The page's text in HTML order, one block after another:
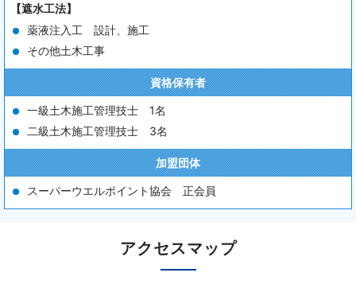
【遮水工法】
薬液注入工 設計、施工
その他土木工事
資格保有者
一級土木施工管理技士 1名
二級土木施工管理技士 3名
加盟団体
スーパーウエルポイント協会 正会員
アクセスマップ